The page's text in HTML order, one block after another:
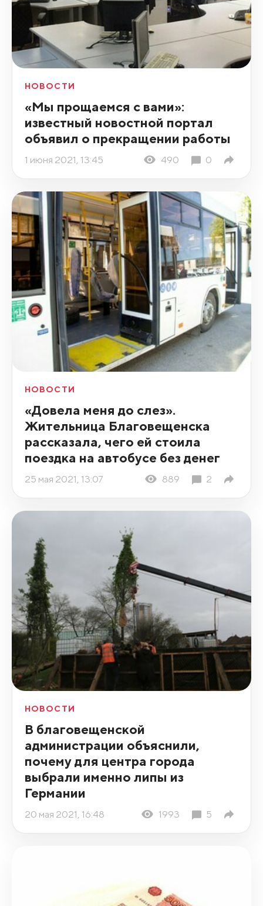
НОВОСТИ
«Мы прощаемся с вами»:
известный новостной портал
объявил о прекращении работы
1 июня 2021, 13:45 490 0
НОВОСТИ
«Довела меня до слез».
Жительница Благовещенска
рассказала, чего ей стоила
поездка на автобусе без денег
25 мая 2021, 13:07 889 2
НОВОСТИ
В благовещенской
администрации объяснили,
почему для центра города
выбрали именно липы из
Германии
20 мая 2021, 16:48 1993 5